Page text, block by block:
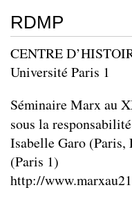
RDMP
CENTRE
Université Paris 1
Séminaire Marx au
sous la
Isabelle Garo (Paris,
(Paris 1)
http://